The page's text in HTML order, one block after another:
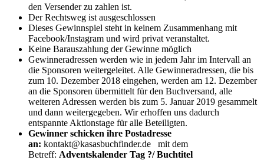
den Versender zu zahlen ist.
Der Rechtsweg ist ausgeschlossen
Dieses Gewinnspiel steht in keinem Zusammenhang mit
Facebook/Instagram und wird privat veranstaltet.
Keine Barauszahlung der Gewinne möglich
Gewinneradressen werden wie in jedem Jahr im Intervall an
die Sponsoren weitergeleitet. Alle Gewinneradressen, die bis
zum 10. Dezember 2018 eingehen, werden am 12. Dezember
an die Sponsoren übermittelt für den Buchversand, alle
weiteren Adressen werden bis zum 5. Januar 2019 gesammelt
und dann weitergegeben. Wir erhoffen uns dadurch
entspannte Aktionstage für alle Beteiligten.
Gewinner schicken ihre Postadresse
an: kontakt@kasasbuchfinder.de mit dem
Betreff: Adventskalender Tag ?/ Buchtitel